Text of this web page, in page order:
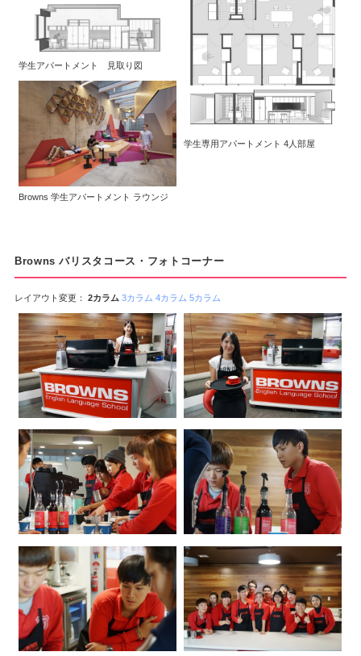
学生アパートメント 見取り図
学生専用アパートメント 4人部屋
Browns 学生アパートメント ラウンジ
Browns バリスタコース・フォトコーナー
レイアウト変更： 2カラム 3カラム 4カラム 5カラム